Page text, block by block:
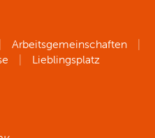
Arbeitsgemeinschaften
Lieblingsplatz